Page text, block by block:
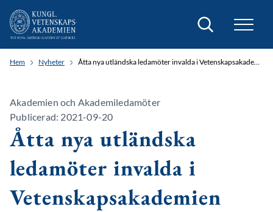
Sök
Hem Nyheter Åtta nya utländska ledamöter invalda i Vetenskapsakademien
Akademien och Akademiledamöter
Publicerad: 2021-09-20
Åtta nya utländska
ledamöter invalda i
Vetenskapsakademien